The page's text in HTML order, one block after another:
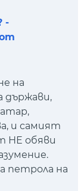
-
на
държави,
и самият
НЕ обяви
петрола на